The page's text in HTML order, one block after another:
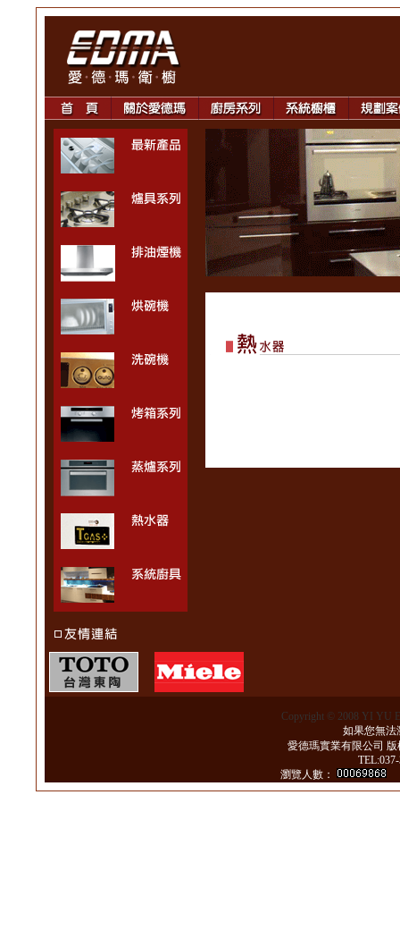
Copyright © 2008 YI YU
如果您無法
愛德瑪實業有限公司
瀏覽人數：